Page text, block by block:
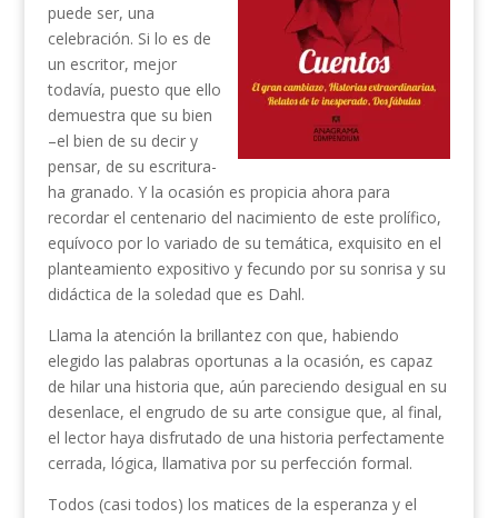
puede ser, una
celebración. Si lo es de
un escritor, mejor
todavía, puesto que ello
demuestra que su bien
–el bien de su decir y
pensar, de su escritura-
ha granado. Y la ocasión es propicia ahora para
recordar el centenario del nacimiento de este prolífico,
equívoco por lo variado de su temática, exquisito en el
planteamiento expositivo y fecundo por su sonrisa y su
didáctica de la soledad que es Dahl.
Llama la atención la brillantez con que, habiendo
elegido las palabras oportunas a la ocasión, es capaz
de hilar una historia que, aún pareciendo desigual en su
desenlace, el engrudo de su arte consigue que, al final,
el lector haya disfrutado de una historia perfectamente
cerrada, lógica, llamativa por su perfección formal.
Todos (casi todos) los matices de la esperanza y el